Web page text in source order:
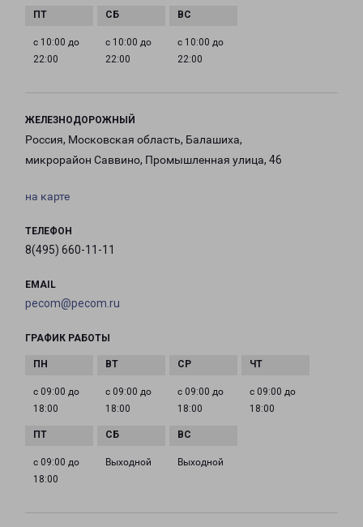
с 10:00 до
22:00
с 10:00 до
22:00
с 10:00 до
22:00
ЖЕЛЕЗНОДОРОЖНЫЙ
Россия, Московская область, Балашиха,
микрорайон Саввино, Промышленная улица, 46
на карте
ТЕЛЕФОН
8(495) 660-11-11
EMAIL
pecom@pecom.ru
ГРАФИК РАБОТЫ
с 09:00 до
18:00
с 09:00 до
18:00
с 09:00 до
18:00
с 09:00 до
18:00
с 09:00 до
18:00
Выходной Выходной